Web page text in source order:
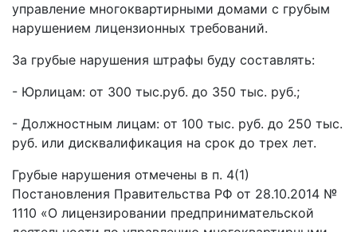
управление многоквартирными домами с грубым
нарушением лицензионных требований.
За грубые нарушения штрафы буду составлять:
- Юрлицам: от 300 тыс.руб. до 350 тыс. руб.;
- Должностным лицам: от 100 тыс. руб. до 250 тыс.
руб. или дисквалификация на срок до трех лет.
Грубые нарушения отмечены в п. 4(1)
Постановления Правительства РФ от 28.10.2014 №
1110 «О лицензировании предпринимательской